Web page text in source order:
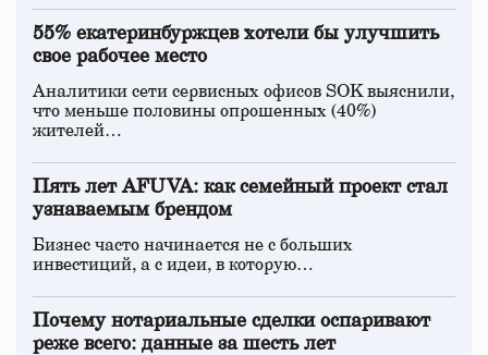
55% екатеринбуржцев хотели бы улучшить
свое рабочее место
Аналитики сети сервисных офисов SOK выяснили,
что меньше половины опрошенных (40%)
жителей…
Пять лет AFUVA: как семейный проект стал
узнаваемым брендом
Бизнес часто начинается не с больших
инвестиций, а с идеи, в которую…
Почему нотариальные сделки оспаривают
реже всего: данные за шесть лет